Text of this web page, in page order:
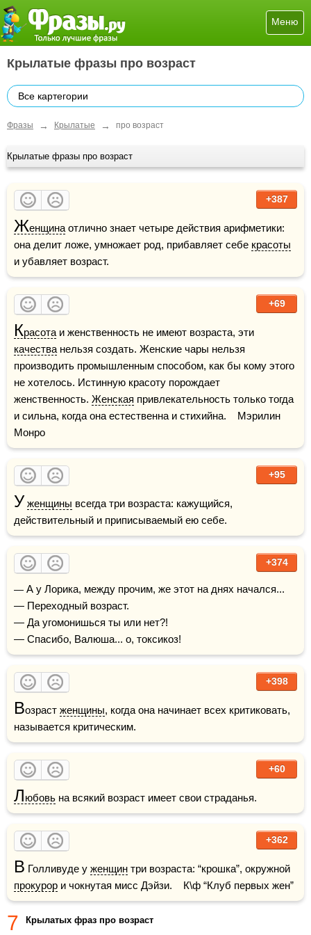
Меню
Крылатые фразы про возраст
Все картегории
Фразы → Крылатые → про возраст
Крылатые фразы про возраст
+387
Женщина отлично знает четыре действия арифметики:
она делит ложе, умножает род, прибавляет себе красоты
и убавляет возраст.
+69
Красота
качества нельзя создать. Женские чары нельзя
производить промышленным способом, как бы кому этого
не хотелось. Истинную красоту порождает
женственность. Женская привлекательность только тогда
и сильна, когда она естественна и стихийна.    Мэрилин
Монро
+95
У женщины всегда три возраста: кажущийся,
действительный и приписываемый ею себе.
+374
— А у Лорика, между прочим, же этот на днях начался...
— Переходный возраст.
— Да угомонишься ты или нет?!
— Спасибо, Валюша... о, токсикоз!
+398
Возраст женщины, когда она начинает всех критиковать,
называется критическим.
+60
Любовь на всякий возраст имеет свои страданья.
+362
В Голливуде у женщин
прокурор и чокнутая мисс Дэйзи.    К\ф “Клуб первых жен”
7 Крылатых фраз про возраст